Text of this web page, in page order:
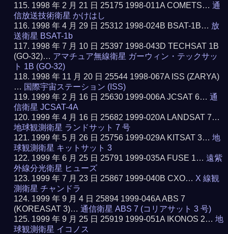
1998 年 2 月 21 日 25175 1998-011A COMETS…通
信放送技術衛星 かけはし
1998 年 4 月 29 日 25312 1998-024B BSAT-1B… 放
送衛星 BSAT-1b
1998 年 7 月 10 日 25397 1998-043D TECHSAT 1B
(GO-32)… アマチュア無線衛星 ガーウィン・テックサッ
ト 1B (GO-32)
1998 年 11 月 20 日 25544 1998-067A ISS (ZARYA)
… 国際宇宙ステーション (ISS)
1999 年 2 月 16 日 25630 1999-006A JCSAT 6…通
信衛星 JCSAT-4A
1999 年 4 月 16 日 25682 1999-020A LANDSAT 7…
地球観測衛星 ランドサット 7 号
1999 年 5 月 26 日 25756 1999-029A KITSAT 3…地
球観測衛星 キットサット 3
1999 年 6 月 25 日 25791 1999-035A FUSE 1…遠紫
外線分光衛星 ヒューズ
1999 年 7 月 23 日 25867 1999-040B CXO… X 線観
測衛星 チャンドラ
1999 年 9 月 4 日 25894 1999-046A ABS 7
(KOREASAT 3)…通信衛星 ABS 7 (コリアサット 3 号)
1999 年 9 月 25 日 25919 1999-051A IKONOS 2…地
球観測衛星 イコノス